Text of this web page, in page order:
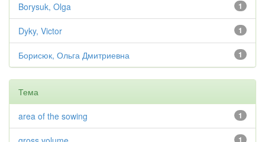
1
Borysuk, Olga
1
Dyky, Victor
1
Борисюк, Ольга Дмитриевна
Тема
1
area of the sowing
1